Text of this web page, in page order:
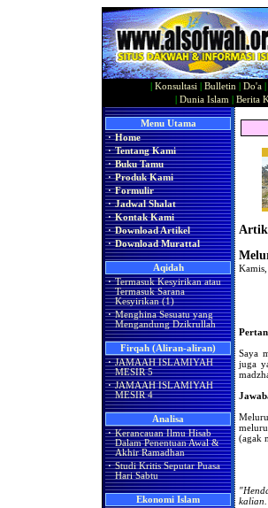
Konsultasi Bulletin Do'a
Dunia Islam Berita
Menu Utama
· Home
· Tentang Kami
· Buku Tamu
· Produk Kami
· Formulir
· Jadwal Shalat
· Kontak Kami
· Download Artikel
· Download Murattal
Aqidah
· Termasuk Kesyirikan atau
Termasuk Sarana
Kesyirikan (1)
· Menghina Sesuatu yang
Mengandung Dzikrullah
Firqah (Aliran-aliran)
· JAMAAH ISLAMIYAH
MESIR 5
· JAMAAH ISLAMIYAH
MESIR 4
Analisa
· Kerancauan Ilmu Hisab
Dalam Penentuan Awal &
Akhir Ramadhan
· Studi Kritis Seputar Puasa
Hari Sabtu
Ekonomi Islam
Saya
juga
(agak